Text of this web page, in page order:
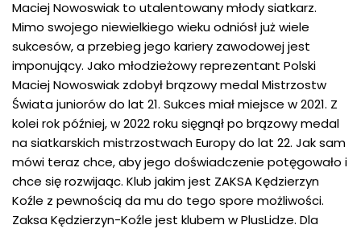
Maciej Nowoswiak to utalentowany młody siatkarz.
Mimo swojego niewielkiego wieku odniósł już wiele
sukcesów, a przebieg jego kariery zawodowej jest
imponujący. Jako młodzieżowy reprezentant Polski
Maciej Nowoswiak zdobył brązowy medal Mistrzostw
Świata juniorów do lat 21. Sukces miał miejsce w 2021. Z
kolei rok później, w 2022 roku sięgnął po brązowy medal
na siatkarskich mistrzostwach Europy do lat 22. Jak sam
mówi teraz chce, aby jego doświadczenie potęgowało i
chce się rozwijaąc. Klub jakim jest ZAKSA Kędzierzyn
Koźle z pewnością da mu do tego spore możliwości.
Zaksa Kędzierzyn-Koźle jest klubem w PlusLidze. Dla